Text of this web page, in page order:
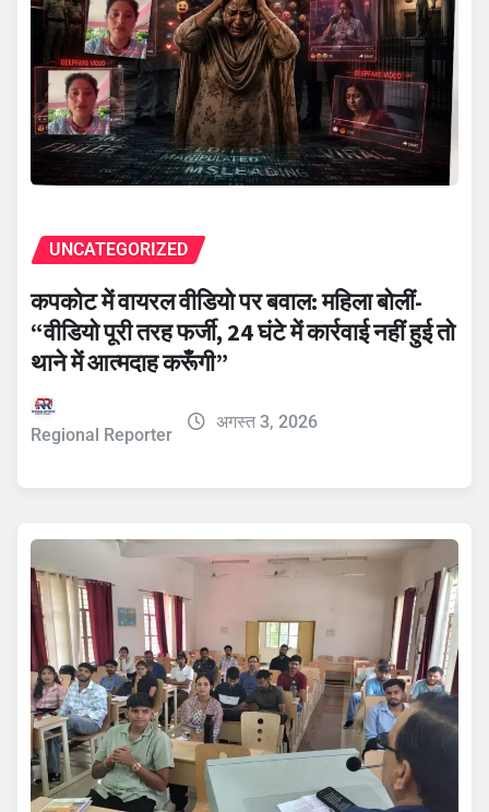
UNCATEGORIZED
कपकोट में वायरल वीडियो पर बवाल: महिला बोलीं-
“वीडियो पूरी तरह फर्जी, 24 घंटे में कार्रवाई नहीं हुई तो
थाने में आत्मदाह करूँगी”
Regional Reporter
अगस्त 3, 2026